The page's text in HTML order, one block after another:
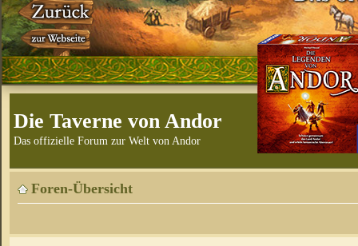
Die Taverne von Andor
Das offizielle Forum zur Welt von Andor
Foren-Übersicht